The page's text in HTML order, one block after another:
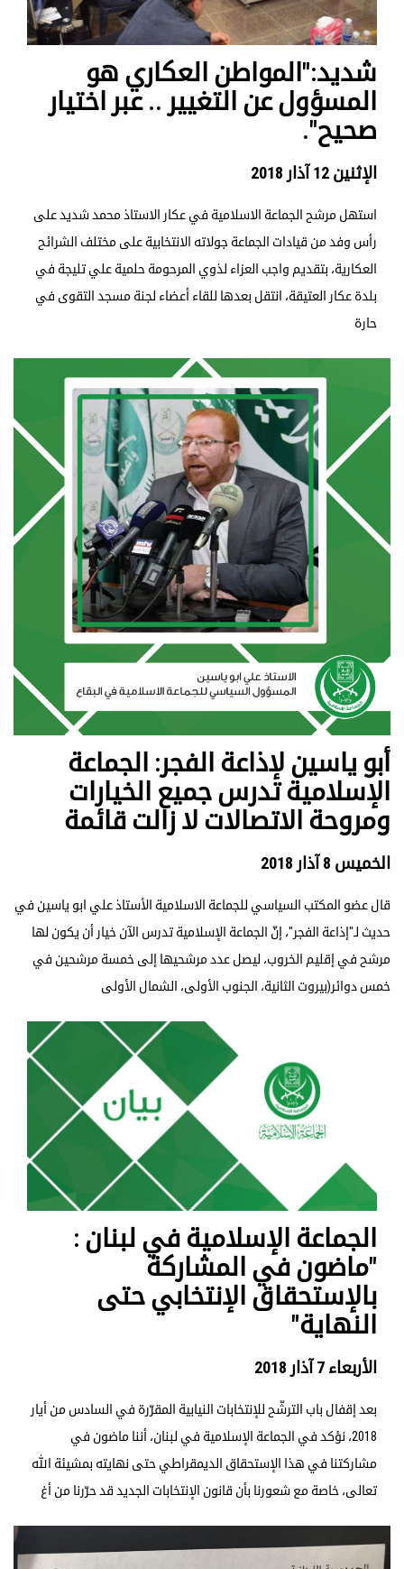
شديد:"المواطن العكاري هو
المسؤول عن التغيير .. عبر اختيار
صحيح".
الإثنين 12 آذار 2018
استهل مرشح الجماعة الاسلامية في عكار الاستاذ محمد شديد على
رأس وفد من قيادات الجماعة جولاته الانتخابية على مختلف الشرائح
العكارية، بتقديم واجب العزاء لذوي المرحومة حلمية علي تليجة في
بلدة عكار العتيقة، انتقل بعدها للقاء أعضاء لجنة مسجد التقوى في
حارة
أبو ياسين لإذاعة الفجر: الجماعة
الإسلامية تدرس جميع الخيارات
ومروحة الاتصالات لا زالت قائمة
الخميس 8 آذار 2018
قال عضو المكتب السياسي للجماعة الاسلامية الأستاذ علي ابو ياسين في
حديث لـ"إذاعة الفجر"، إنّ الجماعة الإسلامية تدرس الآن خيار أن يكون لها
مرشح في إقليم الخروب، ليصل عدد مرشحيها إلى خمسة مرشحين في
خمس دوائر(بيروت الثانية، الجنوب الأولى، الشمال الأولى
الجماعة الإسلامية في لبنان :
"ماضون في المشاركة
بالإستحقاق الإنتخابي حتى
النهاية"
الأربعاء 7 آذار 2018
بعد إقفال باب الترشّح للإنتخابات النيابية المقرّرة في السادس من أيار
2018، نؤكد في الجماعة الإسلامية في لبنان، أننا ماضون في
مشاركتنا في هذا الإستحقاق الديمقراطي حتى نهايته بمشيئة الله
تعالى، خاصة مع شعورنا بأن قانون الإنتخابات الجديد قد حرّرنا من أغ